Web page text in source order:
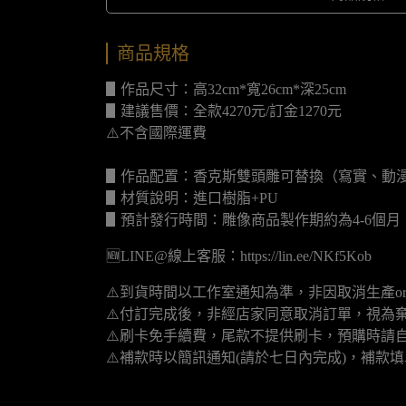
商品規格
▋作品尺寸：高32cm*寬26cm*深25cm
▋建議售價：全款4270元/訂金1270元
⚠️不含國際運費
▋作品配置：香克斯雙頭雕可替換（寫實、動
▋材質說明：進口樹脂+PU
▋預計發行時間：雕像商品製作期約為4-6個
🆕LINE@線上客服：https://lin.ee/NKf5Kob
⚠️到貨時間以工作室通知為準，非因取消生產
⚠️付訂完成後，非經店家同意取消訂單，視為
⚠️刷卡免手續費，尾款不提供刷卡，預購時請
⚠️補款時以簡訊通知(請於七日內完成)，補款